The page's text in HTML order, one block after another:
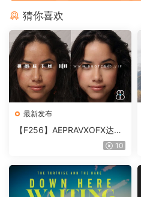
猜你喜欢
最新发布
【F256】AEPRAVXOFX达芬
奇视频人像磨皮润肤美颜插件
10